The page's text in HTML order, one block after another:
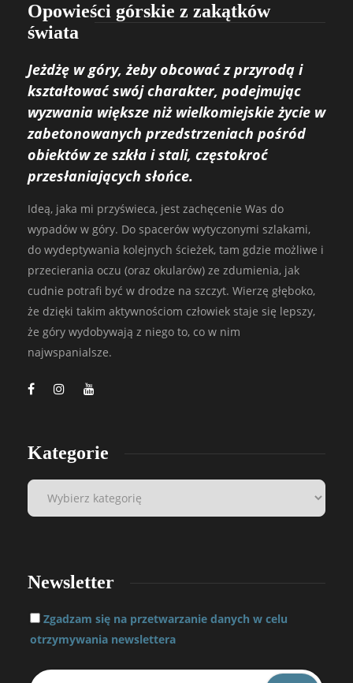
Opowieści górskie z zakątków
świata
Jeżdżę w góry, żeby obcować z przyrodą i
kształtować swój charakter, podejmując
wyzwania większe niż wielkomiejskie życie w
zabetonowanych przedstrzeniach pośród
obiektów ze szkła i stali, częstokroć
przesłaniających słońce.
Ideą, jaka mi przyświeca, jest zachęcenie Was do
wypadów w góry. Do spacerów wytyczonymi szlakami,
do wydeptywania kolejnych ścieżek, tam gdzie możliwe i
przecierania oczu (oraz okularów) ze zdumienia, jak
cudnie potrafi być w drodze na szczyt. Wierzę głęboko,
że dzięki takim aktywnościom człowiek staje się lepszy,
że góry wydobywają z niego to, co w nim
najwspanialsze.
Kategorie
Newsletter
Zgadzam się na przetwarzanie danych w celu
otrzymywania newslettera